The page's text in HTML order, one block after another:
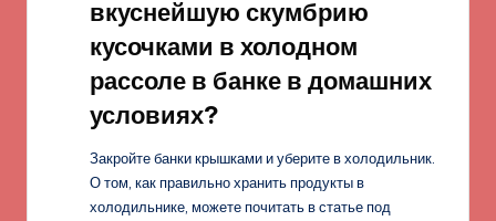
вкуснейшую скумбрию
кусочками в холодном
рассоле в банке в домашних
условиях?
Закройте банки крышками и уберите в холодильник.
О том, как правильно хранить продукты в
холодильнике, можете почитать в статье под